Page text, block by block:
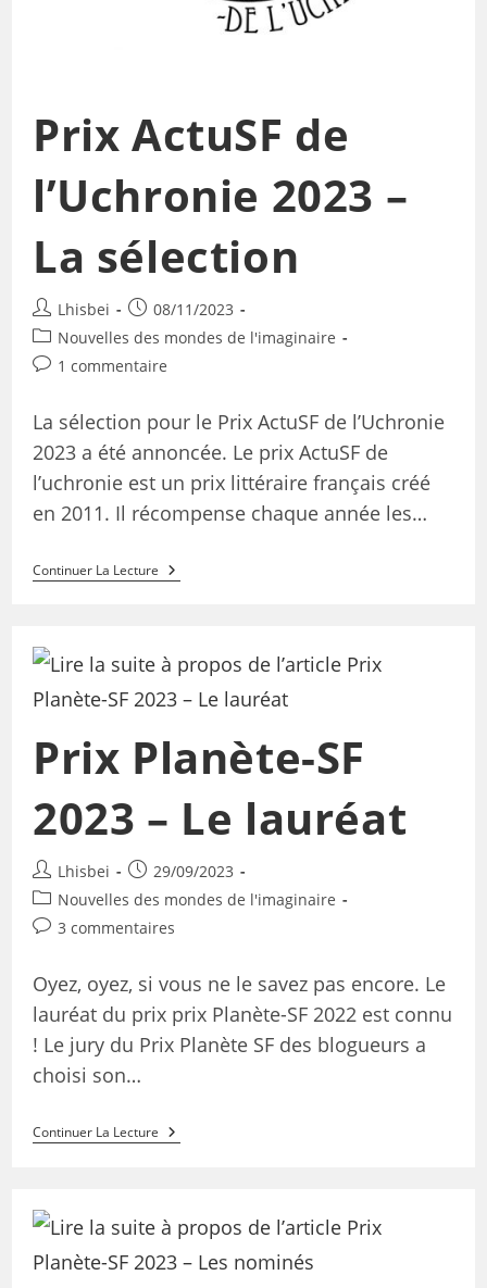
Prix ActuSF de
l’Uchronie 2023 –
La sélection
Lhisbei
08/11/2023
Nouvelles des mondes de l'imaginaire
1 commentaire
La sélection pour le Prix ActuSF de l’Uchronie
2023 a été annoncée. Le prix ActuSF de
l’uchronie est un prix littéraire français créé
en 2011. Il récompense chaque année les…
Continuer La Lecture
Prix Planète-SF
2023 – Le lauréat
Lhisbei
29/09/2023
Nouvelles des mondes de l'imaginaire
3 commentaires
Oyez, oyez, si vous ne le savez pas encore. Le
lauréat du prix prix Planète-SF 2022 est connu
! Le jury du Prix Planète SF des blogueurs a
choisi son…
Continuer La Lecture